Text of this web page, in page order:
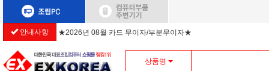
안내사항 ★2026년 08월 카드 무이자/부분무이자★
상품명